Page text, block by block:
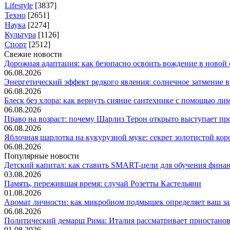
Lifestyle [3837]
Техно [2651]
Наука [2274]
Культура [1126]
Спорт [2512]
Свежие новости
Дорожная адаптация: как безопасно освоить вождение в новой
06.08.2026
Энергетический эффект редкого явления: солнечное затмение
06.08.2026
Блеск без хлора: как вернуть сияние сантехнике с помощью
06.08.2026
Право на возраст: почему Шарлиз Терон открыто выступает
06.08.2026
Яблочная шарлотка на кукурузной муке: секрет золотистой
06.08.2026
Популярные новости
Детский капитал: как ставить SMART-цели для обучения
03.08.2026
Память, пережившая время: случай Розетты Кастельяни
01.08.2026
Аромат личности: как микробиом подмышек определяет ваш
06.08.2026
Политический демарш Рима: Италия рассматривает